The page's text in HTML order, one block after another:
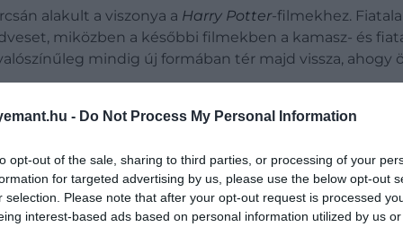
- Do Not Process My Personal Information
opt-out of the sale, sharing to third parties, or processing of your
for targeted advertising by us, please use the below opt-out
selection. Please note that after your opt-out request is processed
interest-based ads based on personal information utilized by us
alakult a viszonya a Harry Potter-filmekhez.
miközben a későbbi filmekben a kamasz- és
mindig új formában tér majd vissza,
dublőre egy életre lebénult A Halál ereklyéi